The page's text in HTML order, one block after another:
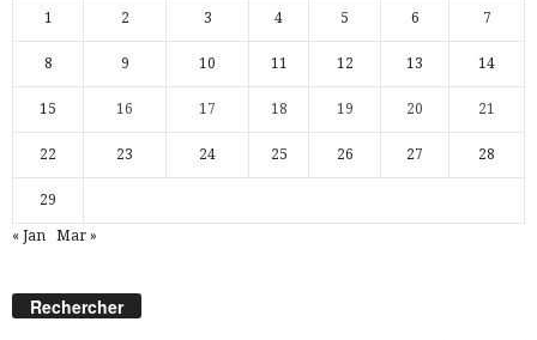
1 2 3 4 5 6 7
8 9 10 11 12 13 14
15 16 17 18 19 20 21
22 23 24 25 26 27 28
29
« Jan Mar »
Rechercher